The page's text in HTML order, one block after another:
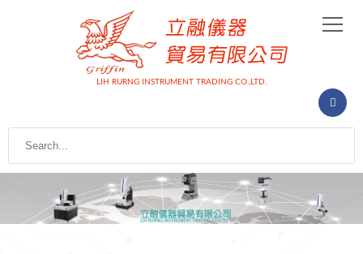
LIH RURNG INSTRUMENT TRADING CO.,LTD.